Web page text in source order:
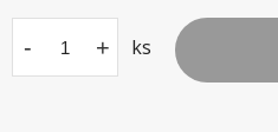
- + ks